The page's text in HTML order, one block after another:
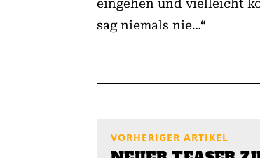
eingehen und vielleicht
sag niemals nie…“
VORHERIGER ARTIKEL